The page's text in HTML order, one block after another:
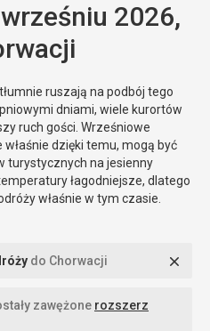
2026,
ruszają na podbój tego
dniami, wiele kurortów
ruch gości. Wrześniowe
właśnie dzięki temu, mogą być
turystycznych na jesienny
łagodniejsze, dlatego
właśnie w tym czasie.
do Chorwacji we
do Chorwacji
zawężone rozszerz